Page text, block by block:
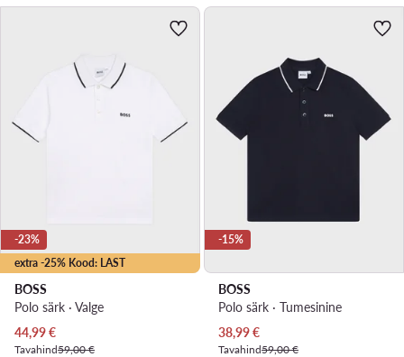
extra -25% Kood: LAST
-23%
BOSS
Polo särk · Valge
Praegune hind
44,99€
Tavahind59,00 €
-15%
BOSS
Polo särk · Tumesinine
Praegune hind
38,99€
Tavahind59,00 €